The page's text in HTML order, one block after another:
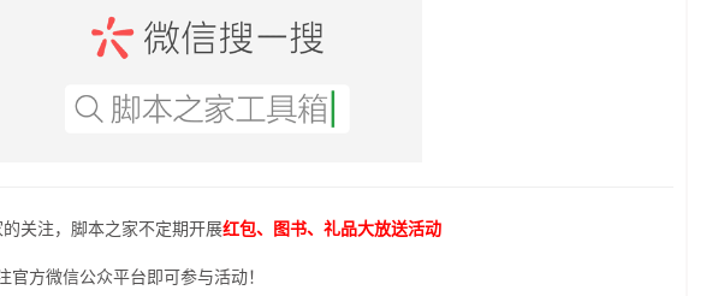
关注，脚本之家不定期开展红包、图书、礼品大放送活动
官方微信公众平台即可参与活动！